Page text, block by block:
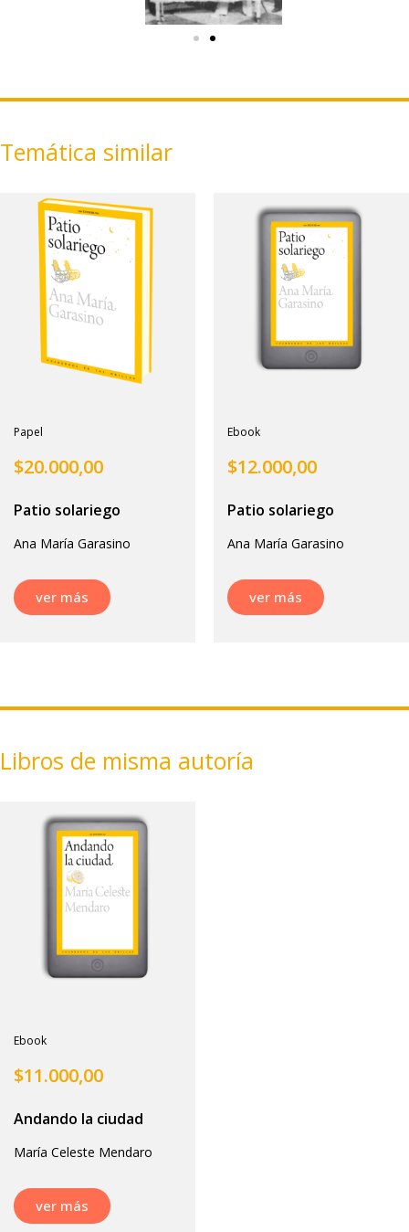
Temática similar
Papel
$20.000,00
Patio solariego
Ana María Garasino
ver más
Ebook
$12.000,00
Patio solariego
Ana María Garasino
ver más
Libros de misma autoría
Ebook
$11.000,00
Andando la ciudad
María Celeste Mendaro
ver más